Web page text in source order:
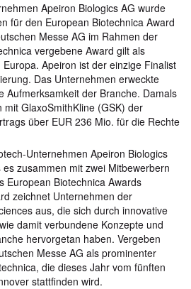
Apeiron Biologics AG wurde
für den European Biotechnica Award
Messe AG im Rahmen der
vergebene Award gilt als
Apeiron ist der einzige Finalist
Das Unternehmen erweckte
Aufmerksamkeit der Branche. Damals
GlaxoSmithKline (GSK) der
über EUR 236 Mio. für die Rechte
Unternehmen Apeiron Biologics
zusammen mit zwei Mitbewerbern
European Biotechnica Awards
zeichnet Unternehmen der
aus, die sich durch innovative
damit verbundene Konzepte und
hervorgetan haben. Vergeben
Messe AG als prominenter
die dieses Jahr vom fünften
stattfinden wird.